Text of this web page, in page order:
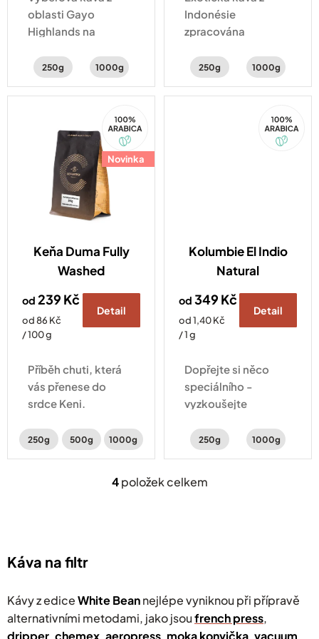
oblasti Gayo
Highlands na
vybraná naším
Indonésii.
250g 1000g
Indonésie
zpracována
hybridním
a washed . Šálek
šťavnatého kiwi,
250g 1000g
Novinka
Arabica
Keňa Duma Fully
Washed
od 239 Kč
Měrná
cena:
od 86 Kč
/ 100 g
Detail
Příběh chuti, která
vás přenese do
srdce Keni.
metodou Fully
rybízu a jasmínu.
250g 500g 1000g
Arabica
Kolumbie El Indio
Natural
od 349 Kč
Měrná
cena:
od 1,40 Kč
/ 1 g
Detail
Dopřejte si něco
speciálního -
vyzkoušejte
explozi banánků v
pomeranče a kakaa
250g 1000g
O
p
r
v
4položek celkem
Káva na filtr
Kávy z ediceWhite Beannejlépe vyniknou při přípravě
alternativními metodami, jako jsoufrench press,
dripper chemex aeropress moka konvička vacuum